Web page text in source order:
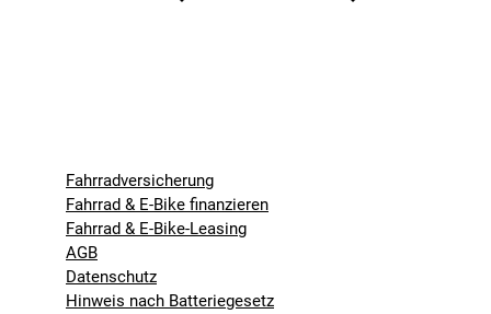
Fahrradversicherung
Fahrrad & E-Bike finanzieren
Fahrrad & E-Bike-Leasing
AGB
Datenschutz
Hinweis nach Batteriegesetz